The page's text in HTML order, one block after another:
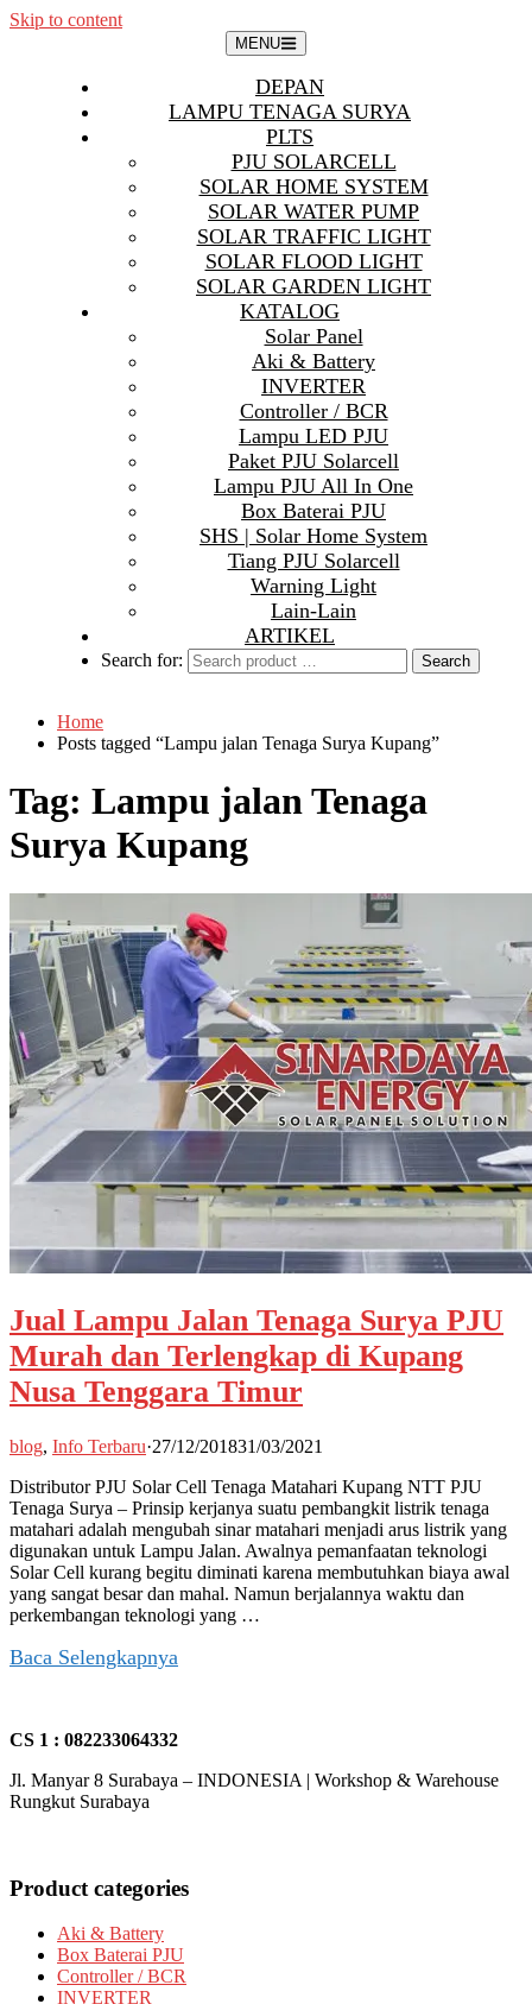
Skip to content
MENU
DEPAN
LAMPU TENAGA SURYA
PLTS
PJU SOLARCELL
SOLAR HOME SYSTEM
SOLAR WATER PUMP
SOLAR TRAFFIC LIGHT
SOLAR FLOOD LIGHT
SOLAR GARDEN LIGHT
KATALOG
Solar Panel
Aki & Battery
INVERTER
Controller / BCR
Lampu LED PJU
Paket PJU Solarcell
Lampu PJU All In One
Box Baterai PJU
SHS | Solar Home System
Tiang PJU Solarcell
Warning Light
Lain-Lain
ARTIKEL
Search for:
Home
Posts tagged “Lampu jalan Tenaga Surya Kupang”
Tag: Lampu jalan Tenaga
Surya Kupang
Jual Lampu Jalan Tenaga Surya PJU
Murah dan Terlengkap di Kupang
Nusa Tenggara Timur
blog, Info Terbaru·27/12/201831/03/2021
Distributor PJU Solar Cell Tenaga Matahari Kupang NTT PJU
Tenaga Surya – Prinsip kerjanya suatu pembangkit listrik tenaga
matahari adalah mengubah sinar matahari menjadi arus listrik yang
digunakan untuk Lampu Jalan. Awalnya pemanfaatan teknologi
Solar Cell kurang begitu diminati karena membutuhkan biaya awal
yang sangat besar dan mahal. Namun berjalannya waktu dan
perkembangan teknologi yang …
Baca Selengkapnya
CS 1 : 082233064332
Jl. Manyar 8 Surabaya – INDONESIA | Workshop & Warehouse
Rungkut Surabaya
Product categories
Aki & Battery
Box Baterai PJU
Controller / BCR
INVERTER